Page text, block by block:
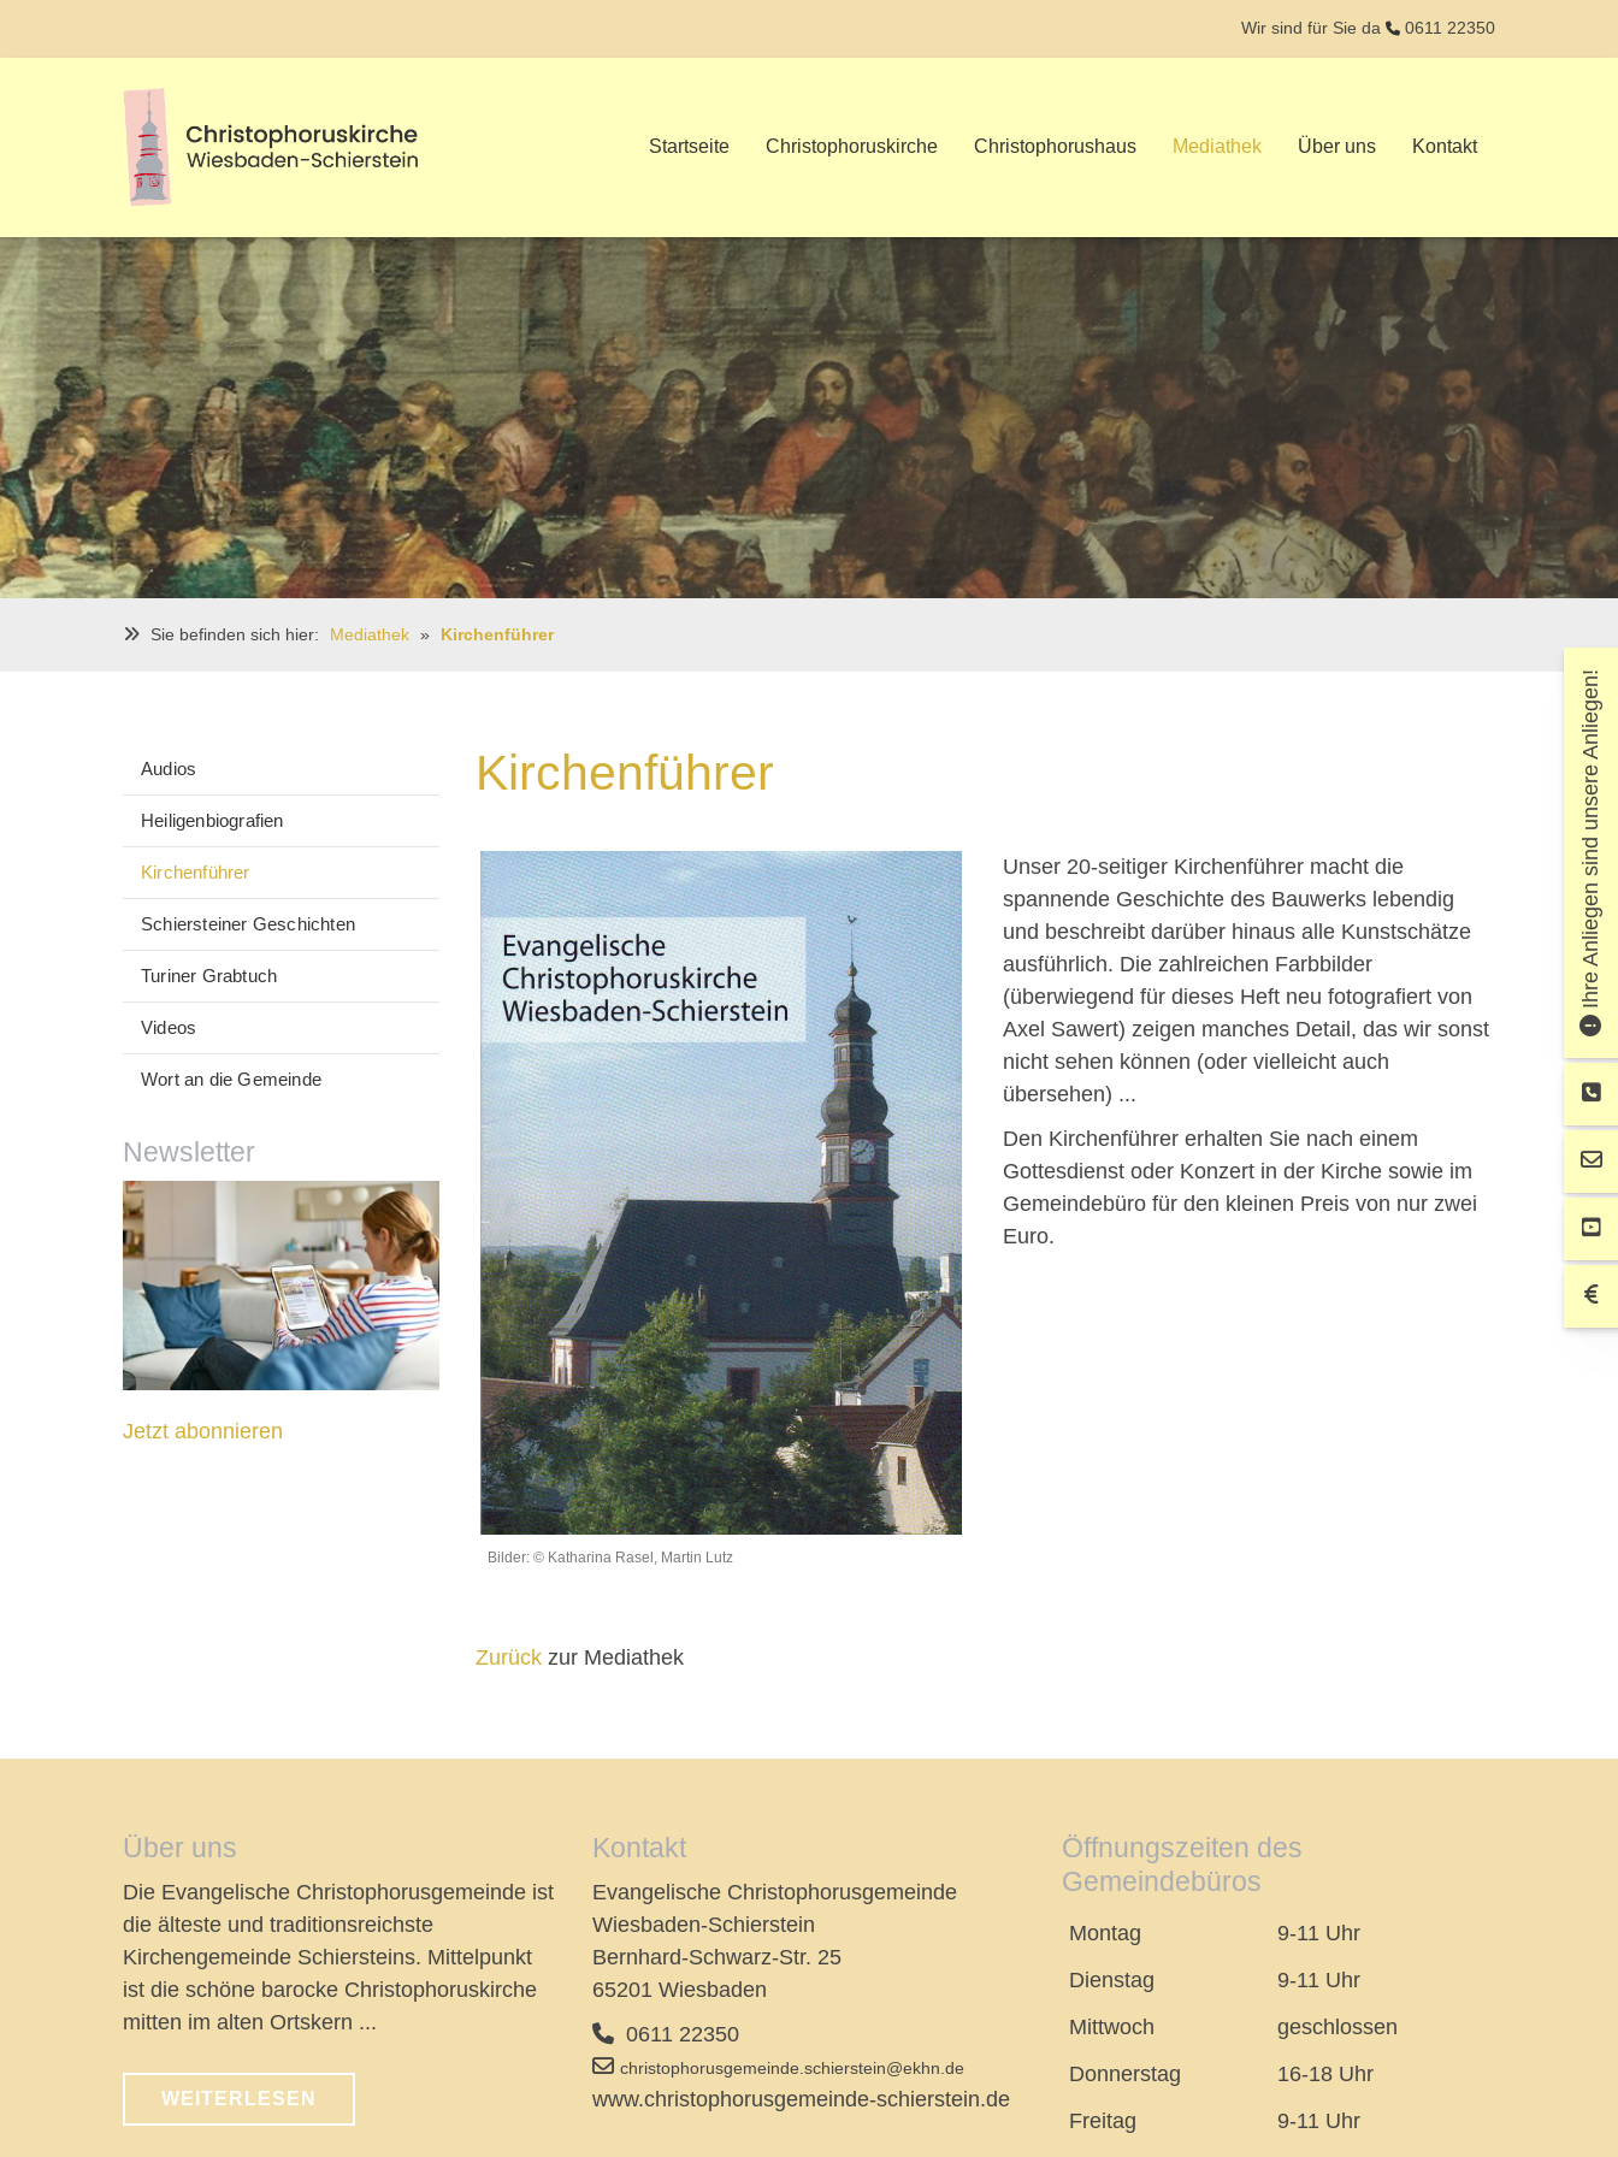
Wir sind für Sie da 0611 22350
Startseite Christophoruskirche Christophorushaus Mediathek Über uns Kontakt
Sie befinden sich hier: Mediathek Kirchenführer
Kirchenführer
Bilder: © Katharina Rasel, Martin Lutz
Unser 20-seitiger Kirchenführer macht die
spannende Geschichte des Bauwerks lebendig
und beschreibt darüber hinaus alle Kunstschätze
ausführlich. Die zahlreichen Farbbilder
(überwiegend für dieses Heft neu fotografiert von
Axel Sawert) zeigen manches Detail, das wir sonst
nicht sehen können (oder vielleicht auch
übersehen) ...
Den Kirchenführer erhalten Sie nach einem
Gottesdienst oder Konzert in der Kirche sowie im
Gemeindebüro für den kleinen Preis von nur zwei
Euro.
Zurück zur Mediathek
Audios
Heiligenbiografien
Kirchenführer
Schiersteiner Geschichten
Turiner Grabtuch
Videos
Wort an die Gemeinde
Newsletter
Jetzt abonnieren
Über uns
Die Evangelische Christophorusgemeinde ist
die älteste und traditionsreichste
Kirchengemeinde Schiersteins. Mittelpunkt
ist die schöne barocke Christophoruskirche
mitten im alten Ortskern ...
WEITERLESEN
Kontakt
Evangelische Christophorusgemeinde
Wiesbaden-Schierstein
Bernhard-Schwarz-Str. 25
65201 Wiesbaden
0611 22350
christophorusgemeinde.schierstein@ekhn.de
www.christophorusgemeinde-schierstein.de
Öffnungszeiten des
Gemeindebüros
Montag
9-11 Uhr
Dienstag
9-11 Uhr
Mittwoch
geschlossen
Donnerstag
16-18 Uhr
Freitag
9-11 Uhr
Ihre Anliegen sind unsere Anliegen!